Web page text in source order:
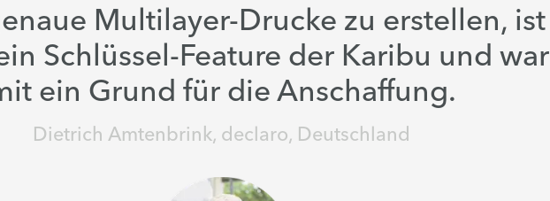
Multilayer-Drucke zu erstellen, ist
Schlüssel-Feature der Karibu und war
ein Grund für die Anschaffung.
Dietrich Amtenbrink, declaro, Deutschland